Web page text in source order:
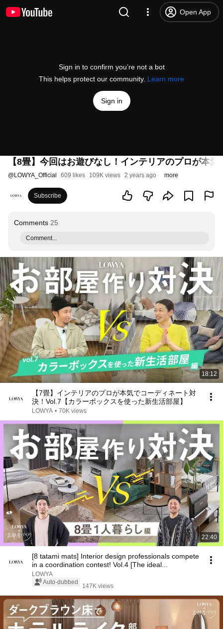
Open App
Sign in to confirm you’re not a bot
This helps protect our community. Learn more
Sign in
【8畳】今回はお遊びなし！インテリアのプロが本
@LOWYA_Official 609 likes 109K views 2 years ago more
Subscribe
Comments 25
Comment...
18:12
【7畳】インテリアのプロが本気でコーディネート対
決！Vol.7【カラーボックスを使った新生活部屋】
LOWYA • 70K views
22:40
[8 tatami mats] Interior design professionals compete
in a coordination contest! Vol.4 [The ideal...
LOWYA
Auto-dubbed
147K views